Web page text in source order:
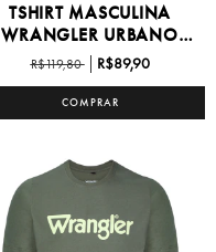
TSHIRT MASCULINA
WRANGLER URBANO
P/GG -...
R$119,80 R$89,90
COMPRAR